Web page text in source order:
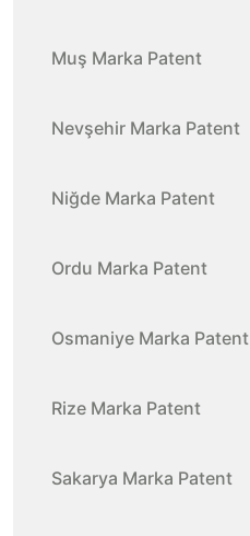
Muş Marka Patent
Nevşehir Marka Patent
Niğde Marka Patent
Ordu Marka Patent
Osmaniye Marka Patent
Rize Marka Patent
Sakarya Marka Patent